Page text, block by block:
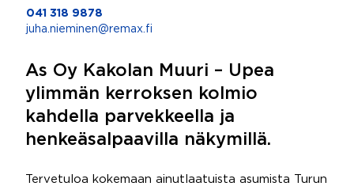
041 318 9878
juha.nieminen@remax.fi
As Oy Kakolan Muuri – Upea
ylimmän kerroksen kolmio
kahdella parvekkeella ja
henkeäsalpaavilla näkymillä.
Tervetuloa kokemaan ainutlaatuista asumista Turun